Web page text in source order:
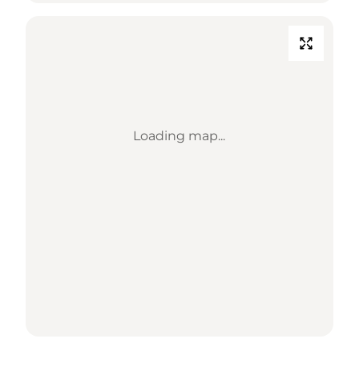
Loading map...